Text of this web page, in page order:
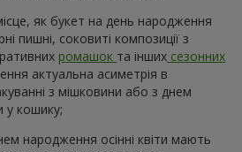
як букет на день народження
пишні, соковиті композиції з
ромашок та інших сезонних
актуальна асиметрія в
з мішковини або з днем
у кошику;
народження осінні квіти мають